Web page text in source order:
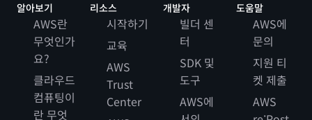
알아보기
AWS란
무엇인가
요?
클라우드
컴퓨팅이
란 무엇
리소스
시작하기
교육
AWS
Trust
Center
개발자
빌더 센
터
SDK 및
도구
AWS에
도움말
AWS에
문의
지원 티
켓 제출
AWS